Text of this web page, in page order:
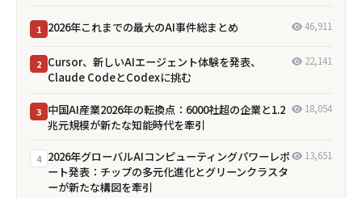
1 2026年これまでの最大のAI事件総まとめ 46,911
2 Cursor、新しいAIエージェント体験を発表、
Claude CodeとCodexに挑む
22,141
3 中国AI産業2026年の転換点：6000社超の企業と1.2
兆元規模が新たな知能時代を牽引
18,054
4 2026年グローバルAIコンピューティングパワーレポ
ート発表：チップの多元化進化とグリーンクラスタ
ーが新たな構図を牽引
13,651